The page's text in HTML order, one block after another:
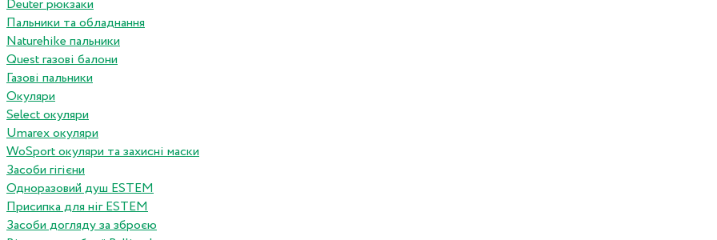
Deuter рюкзаки
Пальники та обладнання
Naturehike пальники
Quest газові балони
Газові пальники
Окуляри
Select окуляри
Umarex окуляри
WoSport окуляри та захисні маски
Засоби гігієни
Одноразовий душ ESTEM
Присипка для ніг ESTEM
Засоби догляду за зброєю